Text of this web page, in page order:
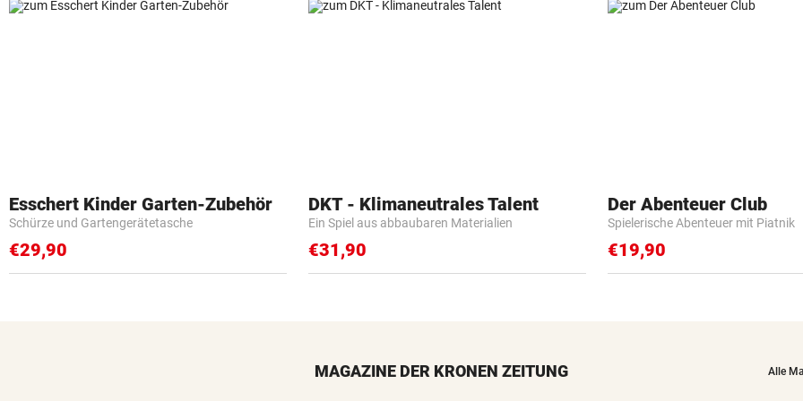
Esschert Kinder Garten-Zubehör
Schürze und Gartengerätetasche
€29,90
DKT - Klimaneutrales Talent
Ein Spiel aus abbaubaren Materialien
€31,90
Der Abenteuer Club
Spielerische Abenteuer mit Piatnik
€19,90
MAGAZINE DER KRONEN ZEITUNG Alle